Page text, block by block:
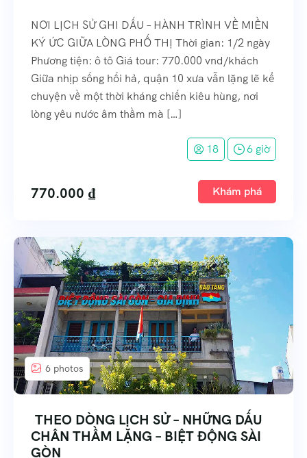
NƠI LỊCH SỬ GHI DẤU – HÀNH TRÌNH VỀ MIỀN
KÝ ỨC GIỮA LÒNG PHỐ THỊ Thời gian: 1/2 ngày
Phương tiện: ô tô Giá tour: 770.000 vnd/khách
Giữa nhịp sống hối hả, quận 10 xưa vẫn lặng lẽ kể
chuyện về một thời kháng chiến kiêu hùng, nơi
lòng yêu nước âm thầm mà […]
18 6 giờ
770.000 ₫ Khám phá
6 photos
THEO DÒNG LỊCH SỬ – NHỮNG DẤU
CHÂN THẦM LẶNG – BIỆT ĐỘNG SÀI
GÒN